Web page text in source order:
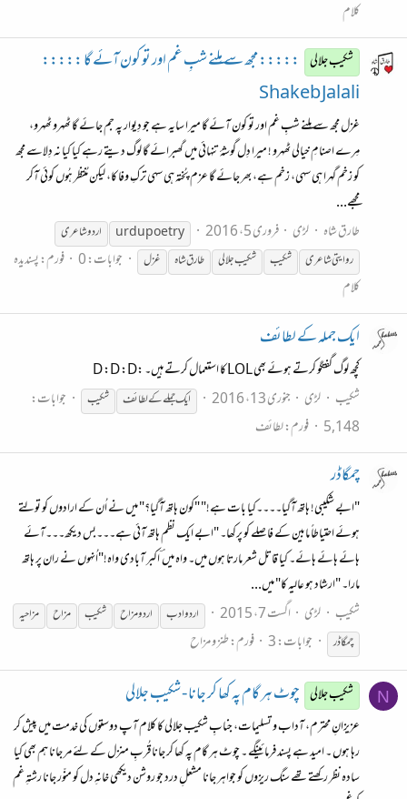
کلام
شکیب جلالی ::::: مجھ سے مِلنے شبِ غم اور تو کون آئے گا :::::
Shakeb Jalali
غزل مجھ سے مِلنے شبِ غم اور تو کون آئے گا میرا سایہ ہے جو دِیوار پہ جم جائے گا ٹھہرو ٹھہرو،
مِرے اصنامِ خیالی ٹھہرو ! میرا دِل گوشۂ تنہائی میں گھبرائے گا لوگ دیتے رہے کیا کیا نہ دِلاسے مجھ
کو زخم گہرا ہی سہی، زخم ہے، بھر جائے گا عزم پُختہ ہی سہی ترکِ وفا کا، لیکن مُنتظر ہُوں کوئی آکر
مجھے...
طارق شاہ
لڑی فروری 5، 2016 urdupoetry
اردو شاعری
روایتی شاعری
شکیب شکیبجلالی طارق شاہ غزل جوابات: 0 فورم:پسندیدہ
کلام
ایک جملہ کے لطائف
کچھ لوگ گفتگو کرتے ہوئے بھی LOL کا استعمال کرتے ہیں۔ :D :D :D
شکیب
لڑی جنوری 13، 2016 ایک جملے کے لطائف شکیب
جوابات:
5,148
فورم:لطائف
چمگاڈر
"ابے شکیبی! ہاتھ آگیا۔۔۔۔کیا بات ہے!" "کون ہاتھ آگیا؟" میں نے اُن کے ارادوں کو تولتے
ہوئے احتیاطاً مابین کے فاصلے کو پرکھا۔ "ابے ایک نظم ہاتھ آئی ہے۔۔۔بس دیکھ۔۔۔آئے
ہائے ہائے ہائے۔ کیا قاتل شعر مارتا ہوں میں۔ واہ میں ؔ اکبر آبادی واہ!"اُنہوں نے ران پر ہاتھ
مارا۔ "ارشاد ہو عالیہ کا" میں...
شکیب
لڑی اگست 7، 2015 اردو ادب اردو مزاح شکیب مزاح
مزاحیہ
چمگاڈر
جوابات: 3 فورم:طنز و مزاح
N شکیب جلالی چوٹ ہر گام پہ کھا کر جانا - شکیب جلالی
عزیزانِ محترم، آداب و تسلیمات، جنابِ شکیب جلالی کا کلام آپ دوستوں کی خدمت میں پیش کر
رہا ہوں ۔ امید ہے پسند فرمائینگے ۔ چوٹ ہر گام پہ کھا کر جانا قُربِ منزل کے لئے مر جانا ہم بھی کیا
سادہ نظر رکھتے تھے سنگ ریزوں کو جواہر جانا مشعلِ درد جو روشن دیکھی خانہِ دل کو منّور جانا رشتہِ غم